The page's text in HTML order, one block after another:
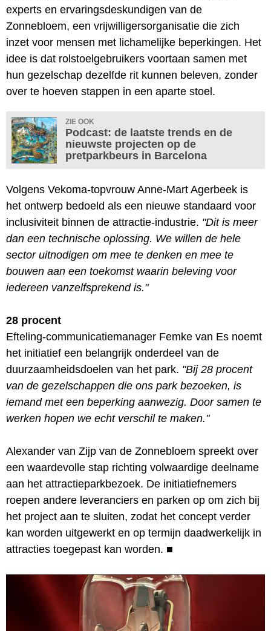
experts en ervaringsdeskundigen van de
Zonnebloem, een vrijwilligersorganisatie die zich
inzet voor mensen met lichamelijke beperkingen. Het
idee is dat rolstoelgebruikers voortaan samen met
hun gezelschap dezelfde rit kunnen beleven, zonder
over te hoeven stappen in een aparte stoel.
ZIE OOK
Podcast: de laatste trends en de
nieuwste projecten op de
pretparkbeurs in Barcelona
Volgens Vekoma-topvrouw Anne-Mart Agerbeek is
het ontwerp bedoeld als een nieuwe standaard voor
inclusiviteit binnen de attractie-industrie. "Dit is meer
dan een technische oplossing. We willen de hele
sector uitnodigen om mee te denken en mee te
bouwen aan een toekomst waarin beleving voor
iedereen vanzelfsprekend is."
28 procent
Efteling-communicatiemanager Femke van Es noemt
het initiatief een belangrijk onderdeel van de
duurzaamheidsdoelen van het park. "Bij 28 procent
van de gezelschappen die ons park bezoeken, is
iemand met een beperking aanwezig. Door samen te
werken hopen we echt verschil te maken."
Alexander van Zijp van de Zonnebloem spreekt over
een waardevolle stap richting volwaardige deelname
aan het attractieparkbezoek. De initiatiefnemers
roepen andere leveranciers en parken op om zich bij
het project aan te sluiten, zodat het concept verder
kan worden uitgewerkt en op termijn daadwerkelijk in
attracties toegepast kan worden. ■